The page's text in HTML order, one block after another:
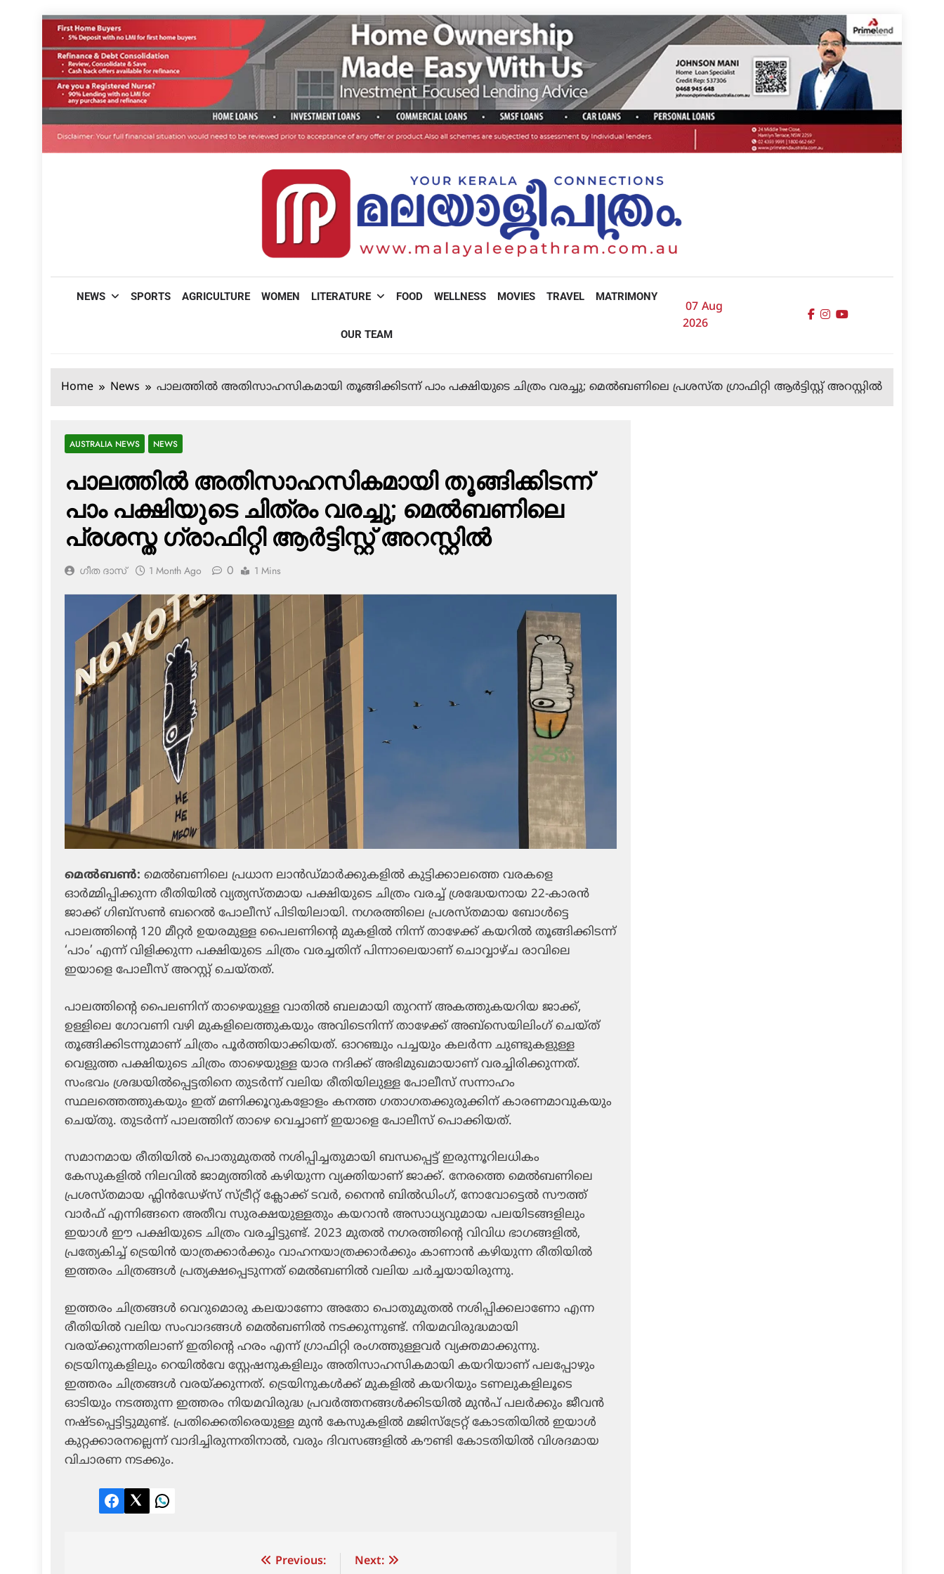
Skip
content
NEWS SPORTS AGRICULTURE WOMEN LITERATURE FOOD WELLNESS MOVIES TRAVEL MATRIMONY
OUR TEAM
07 Aug
2026
Home News പാലത്തിൽ അതിസാഹസികമായി തൂങ്ങിക്കിടന്ന് പാം പക്ഷിയുടെ ചിത്രം വരച്ചു; മെൽബണിലെ പ്രശസ്ത ഗ്രാഫിറ്റി ആർട്ടിസ്റ്റ് അറസ്റ്റിൽ
AUSTRALIA NEWS NEWS
പാലത്തിൽ അതിസാഹസികമായി തൂങ്ങിക്കിടന്ന്
പാം പക്ഷിയുടെ ചിത്രം വരച്ചു; മെൽബണിലെ
പ്രശസ്ത ഗ്രാഫിറ്റി ആർട്ടിസ്റ്റ് അറസ്റ്റിൽ
ഗീത ദാസ്‌ 1 Month Ago 0 1 Mins
മെൽബൺ: മെൽബണിലെ പ്രധാന ലാൻഡ്‌മാർക്കുകളിൽ കുട്ടിക്കാലത്തെ വരകളെ
ഓർമ്മിപ്പിക്കുന്ന രീതിയിൽ വ്യത്യസ്തമായ പക്ഷിയുടെ ചിത്രം വരച്ച് ശ്രദ്ധേയനായ 22-കാരൻ
ജാക്ക് ഗിബ്സൺ ബറെൽ പോലീസ് പിടിയിലായി. നഗരത്തിലെ പ്രശസ്തമായ ബോൾട്ടെ
പാലത്തിന്റെ 120 മീറ്റർ ഉയരമുള്ള പൈലണിന്റെ മുകളിൽ നിന്ന് താഴേക്ക് കയറിൽ തൂങ്ങിക്കിടന്ന്
‘പാം’ എന്ന് വിളിക്കുന്ന പക്ഷിയുടെ ചിത്രം വരച്ചതിന് പിന്നാലെയാണ് ചൊവ്വാഴ്ച രാവിലെ
ഇയാളെ പോലീസ് അറസ്റ്റ് ചെയ്തത്.
പാലത്തിന്റെ പൈലണിന് താഴെയുള്ള വാതിൽ ബലമായി തുറന്ന് അകത്തുകയറിയ ജാക്ക്,
ഉള്ളിലെ ഗോവണി വഴി മുകളിലെത്തുകയും അവിടെനിന്ന് താഴേക്ക് അബ്സെയിലിംഗ് ചെയ്ത്
തൂങ്ങിക്കിടന്നുമാണ് ചിത്രം പൂർത്തിയാക്കിയത്. ഓറഞ്ചും പച്ചയും കലർന്ന ചുണ്ടുകളുള്ള
വെളുത്ത പക്ഷിയുടെ ചിത്രം താഴെയുള്ള യാര നദിക്ക് അഭിമുഖമായാണ് വരച്ചിരിക്കുന്നത്.
സംഭവം ശ്രദ്ധയിൽപ്പെട്ടതിനെ തുടർന്ന് വലിയ രീതിയിലുള്ള പോലീസ് സന്നാഹം
സ്ഥലത്തെത്തുകയും ഇത് മണിക്കൂറുകളോളം കനത്ത ഗതാഗതക്കുരുക്കിന് കാരണമാവുകയും
ചെയ്തു. തുടർന്ന് പാലത്തിന് താഴെ വെച്ചാണ് ഇയാളെ പോലീസ് പൊക്കിയത്.
സമാനമായ രീതിയിൽ പൊതുമുതൽ നശിപ്പിച്ചതുമായി ബന്ധപ്പെട്ട് ഇരുന്നൂറിലധികം
കേസുകളിൽ നിലവിൽ ജാമ്യത്തിൽ കഴിയുന്ന വ്യക്തിയാണ് ജാക്ക്. നേരത്തെ മെൽബണിലെ
പ്രശസ്തമായ ഫ്ലിൻഡേഴ്‌സ് സ്ട്രീറ്റ് ക്ലോക്ക് ടവർ, നൈൻ ബിൽഡിംഗ്, നോവോട്ടെൽ സൗത്ത്
വാർഫ് എന്നിങ്ങനെ അതീവ സുരക്ഷയുള്ളതും കയറാൻ അസാധ്യവുമായ പലയിടങ്ങളിലും
ഇയാൾ ഈ പക്ഷിയുടെ ചിത്രം വരച്ചിട്ടുണ്ട്. 2023 മുതൽ നഗരത്തിന്റെ വിവിധ ഭാഗങ്ങളിൽ,
പ്രത്യേകിച്ച് ട്രെയിൻ യാത്രക്കാർക്കും വാഹനയാത്രക്കാർക്കും കാണാൻ കഴിയുന്ന രീതിയിൽ
ഇത്തരം ചിത്രങ്ങൾ പ്രത്യക്ഷപ്പെടുന്നത് മെൽബണിൽ വലിയ ചർച്ചയായിരുന്നു.
ഇത്തരം ചിത്രങ്ങൾ വെറുമൊരു കലയാണോ അതോ പൊതുമുതൽ നശിപ്പിക്കലാണോ എന്ന
രീതിയിൽ വലിയ സംവാദങ്ങൾ മെൽബണിൽ നടക്കുന്നുണ്ട്. നിയമവിരുദ്ധമായി
വരയ്ക്കുന്നതിലാണ് ഇതിന്റെ ഹരം എന്ന് ഗ്രാഫിറ്റി രംഗത്തുള്ളവർ വ്യക്തമാക്കുന്നു.
ട്രെയിനുകളിലും റെയിൽവേ സ്റ്റേഷനുകളിലും അതിസാഹസികമായി കയറിയാണ് പലപ്പോഴും
ഇത്തരം ചിത്രങ്ങൾ വരയ്ക്കുന്നത്. ട്രെയിനുകൾക്ക് മുകളിൽ കയറിയും ടണലുകളിലൂടെ
ഓടിയും നടത്തുന്ന ഇത്തരം നിയമവിരുദ്ധ പ്രവർത്തനങ്ങൾക്കിടയിൽ മുൻപ് പലർക്കും ജീവൻ
നഷ്ടപ്പെട്ടിട്ടുമുണ്ട്. പ്രതിക്കെതിരെയുള്ള മുൻ കേസുകളിൽ മജിസ്‌ട്രേറ്റ് കോടതിയിൽ ഇയാൾ
കുറ്റക്കാരനല്ലെന്ന് വാദിച്ചിരുന്നതിനാൽ, വരും ദിവസങ്ങളിൽ കൗണ്ടി കോടതിയിൽ വിശദമായ
വിചാരണ നടക്കും.
Facebook
TwitterLinkedIn
Previous: Next: